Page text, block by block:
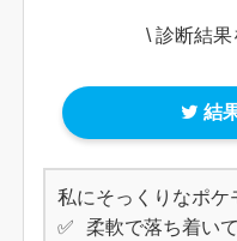
\ 診断結
結
私にそっくりなポケ
✅ 柔軟で落ち着い